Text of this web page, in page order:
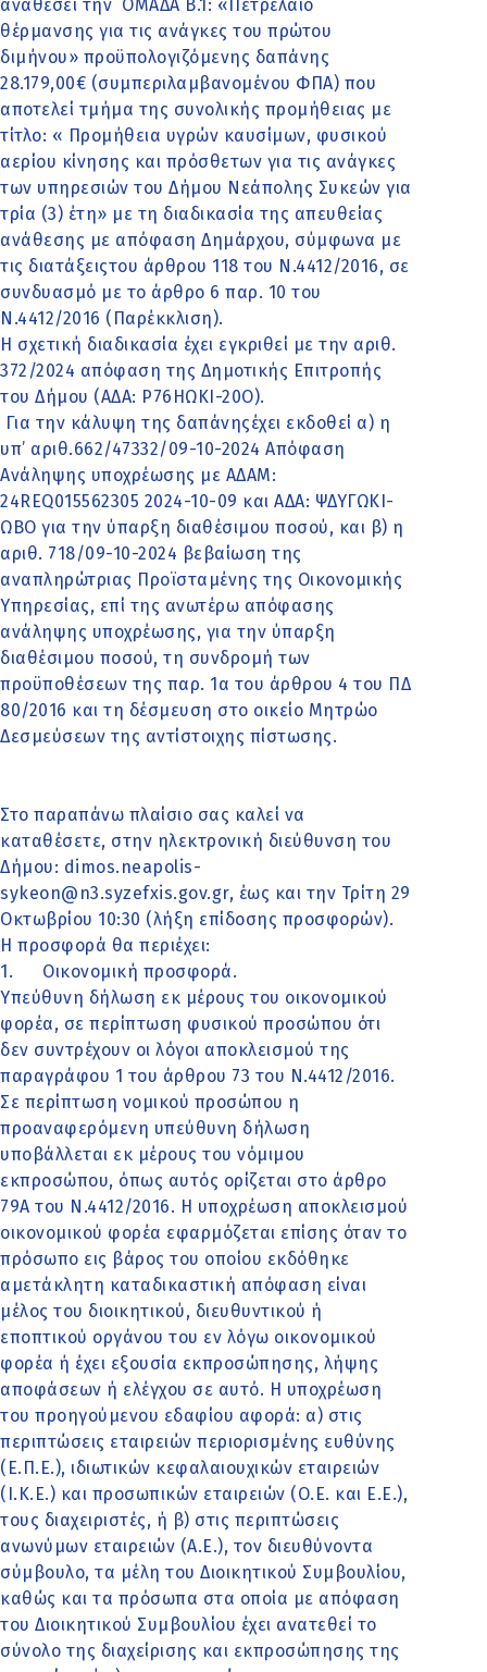
αναθέσει την ΟΜΑΔΑ Β.1: «Πετρέλαιο
θέρμανσης για τις ανάγκες του πρώτου
διμήνου» προϋπολογιζόμενης δαπάνης
28.179,00€ (συμπεριλαμβανομένου ΦΠΑ) που
αποτελεί τμήμα της συνολικής προμήθειας με
τίτλο: « Προμήθεια υγρών καυσίμων, φυσικού
αερίου κίνησης και πρόσθετων για τις ανάγκες
των υπηρεσιών του Δήμου Νεάπολης Συκεών για
τρία (3) έτη» με τη διαδικασία της απευθείας
ανάθεσης με απόφαση Δημάρχου, σύμφωνα με
τις διατάξειςτου άρθρου 118 του Ν.4412/2016, σε
συνδυασμό με το άρθρο 6 παρ. 10 του
Ν.4412/2016 (Παρέκκλιση).
Η σχετική διαδικασία έχει εγκριθεί με την αριθ.
372/2024 απόφαση της Δημοτικής Επιτροπής
του Δήμου (ΑΔΑ: Ρ76ΗΩΚΙ-20Ο).
Για την κάλυψη της δαπάνηςέχει εκδοθεί α) η
υπ’ αριθ.662/47332/09-10-2024 Απόφαση
Ανάληψης υποχρέωσης με ΑΔΑΜ:
24REQ015562305 2024-10-09 και ΑΔΑ: ΨΔΥΓΩΚΙ-
ΩΒΟ για την ύπαρξη διαθέσιμου ποσού, και β) η
αριθ. 718/09-10-2024 βεβαίωση της
αναπληρώτριας Προϊσταμένης της Οικονομικής
Υπηρεσίας, επί της ανωτέρω απόφασης
ανάληψης υποχρέωσης, για την ύπαρξη
διαθέσιμου ποσού, τη συνδρομή των
προϋποθέσεων της παρ. 1α του άρθρου 4 του ΠΔ
80/2016 και τη δέσμευση στο οικείο Μητρώο
Δεσμεύσεων της αντίστοιχης πίστωσης.
Στο παραπάνω πλαίσιο σας καλεί να
καταθέσετε, στην ηλεκτρονική διεύθυνση του
Δήμου: dimos.neapolis-
sykeon@n3.syzefxis.gov.gr, έως και την Τρίτη 29
Οκτωβρίου 10:30 (λήξη επίδοσης προσφορών).
Η προσφορά θα περιέχει:
1. Οικονομική προσφορά.
Υπεύθυνη δήλωση εκ μέρους του οικονομικού
φορέα, σε περίπτωση φυσικού προσώπου ότι
δεν συντρέχουν οι λόγοι αποκλεισμού της
παραγράφου 1 του άρθρου 73 του Ν.4412/2016.
Σε περίπτωση νομικού προσώπου η
προαναφερόμενη υπεύθυνη δήλωση
υποβάλλεται εκ μέρους του νόμιμου
εκπροσώπου, όπως αυτός ορίζεται στο άρθρο
79Α του Ν.4412/2016. Η υποχρέωση αποκλεισμού
οικονομικού φορέα εφαρμόζεται επίσης όταν το
πρόσωπο εις βάρος του οποίου εκδόθηκε
αμετάκλητη καταδικαστική απόφαση είναι
μέλος του διοικητικού, διευθυντικού ή
εποπτικού οργάνου του εν λόγω οικονομικού
φορέα ή έχει εξουσία εκπροσώπησης, λήψης
αποφάσεων ή ελέγχου σε αυτό. Η υποχρέωση
του προηγούμενου εδαφίου αφορά: α) στις
περιπτώσεις εταιρειών περιορισμένης ευθύνης
(Ε.Π.Ε.), ιδιωτικών κεφαλαιουχικών εταιρειών
(Ι.Κ.Ε.) και προσωπικών εταιρειών (Ο.Ε. και Ε.Ε.),
τους διαχειριστές, ή β) στις περιπτώσεις
ανωνύμων εταιρειών (Α.Ε.), τον διευθύνοντα
σύμβουλο, τα μέλη του Διοικητικού Συμβουλίου,
καθώς και τα πρόσωπα στα οποία με απόφαση
του Διοικητικού Συμβουλίου έχει ανατεθεί το
σύνολο της διαχείρισης και εκπροσώπησης της